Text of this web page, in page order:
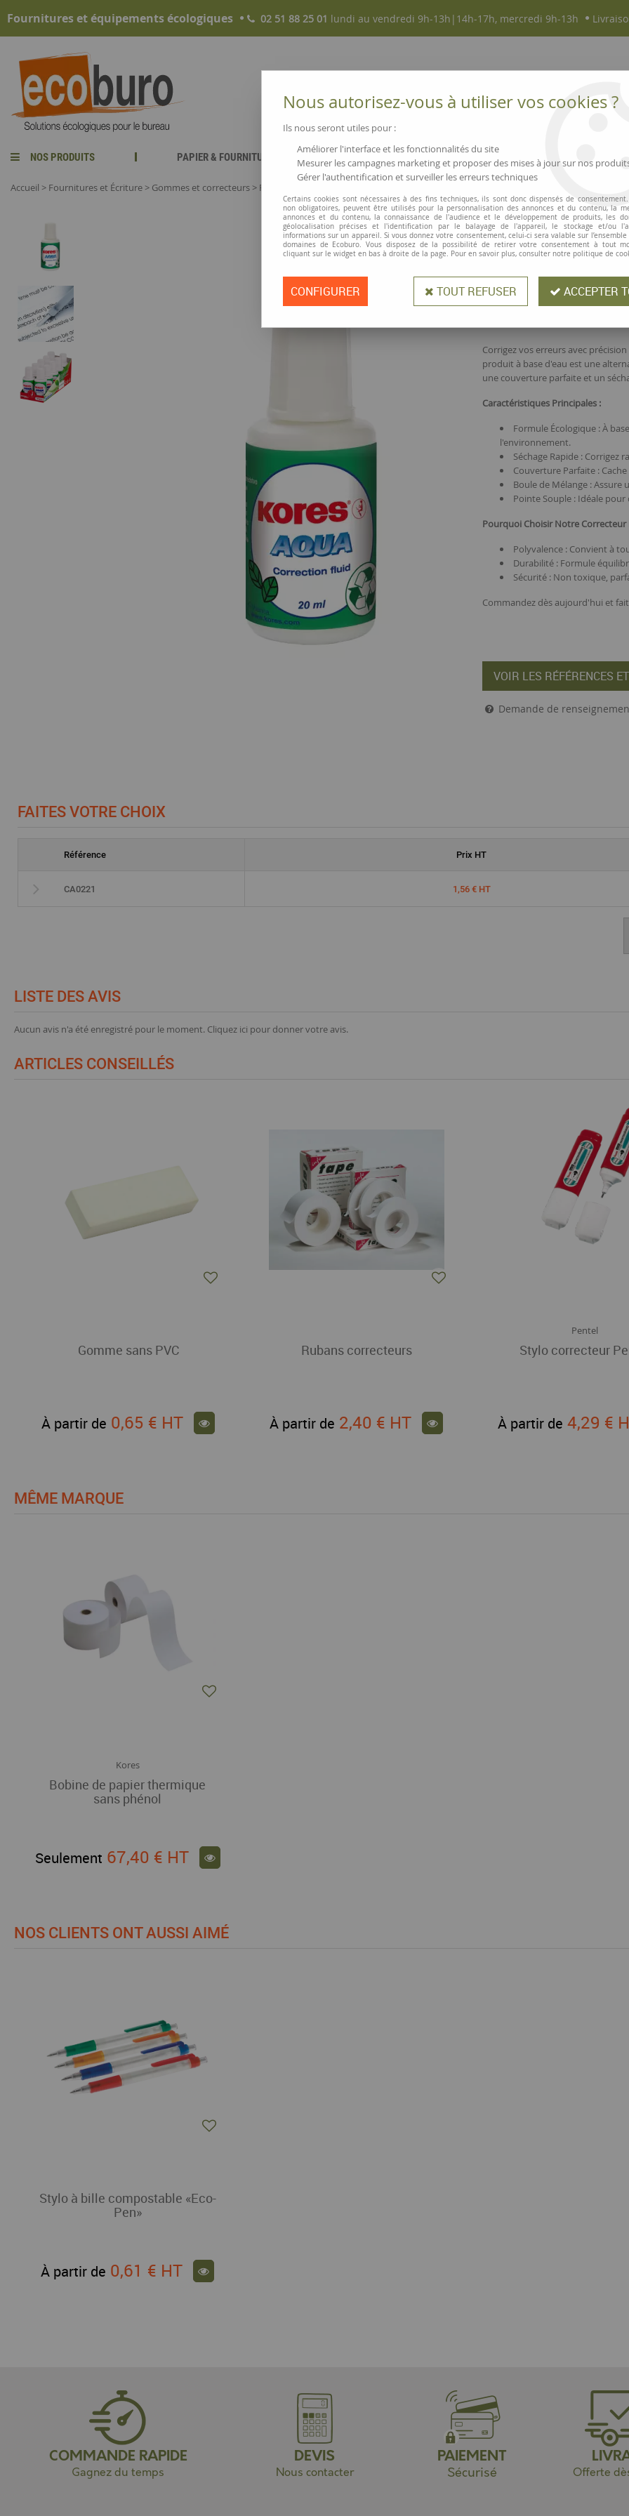
Fournitures et équipements écologiques 02 51 88 25 01 lundi au vendredi 9h-13h|14h-17h, mercredi 9h-13h
NOS PRODUITS PAPIER & FOURNITURES NOUVEAUTÉS MAGASINS ▫ COMMERCES
Accueil > Fournitures et Écriture > Gommes et correcteurs > Pinceau correcteur liquide à base d'eau, sans solvant, 20 ml
Kores
Pinceau
solvant, 20 ml
Découvrez le Correcteur Liquide
Parfaites !
Corrigez vos erreurs avec
produit à base d'eau est une
une couverture parfaite et un
Caractéristiques Principales :
Formule Écologique : À
l'environnement.
Séchage Rapide :
Couverture Parfaite :
Boule de Mélange :
Pointe Souple : Idéale pour
Pourquoi Choisir Notre Correcteur
Polyvalence : Convient à
Durabilité : Formule
Sécurité : Non toxique,
Commandez dès aujourd'hui et
VOIR LES RÉFÉRENCES
Demande de
FAITES VOTRE CHOIX
Référence Prix HT
CA0221 1,56 € HT
LISTE DES AVIS
Aucun avis n'a été enregistré pour le moment. Cliquez ici pour donner votre avis.
ARTICLES CONSEILLÉS
Gomme sans PVC
À partir de 0,65 € HT
Rubans correcteurs
À partir de 2,40 € HT
Pentel
Stylo correcteur
À partir de 4,29 €
MÊME MARQUE
Kores
Bobine de papier thermique
sans phénol
Seulement 67,40 € HT
NOS CLIENTS ONT AUSSI AIMÉ
Stylo à bille compostable «Eco-
Pen»
À partir de 0,61 € HT
COMMANDE RAPIDE
Gagnez du temps
DEVIS
Nous contacter
PAIEMENT
Sécurisé Offerte
Nous autorisez-vous à utiliser vos cookies ?
Ils nous seront utiles pour :
Améliorer l'interface et les fonctionnalités du site
Mesurer les campagnes marketing et proposer des mises à jour sur nos
Gérer l'authentification et surveiller les erreurs techniques
Certains cookies sont nécessaires à des fins techniques, ils sont donc dispensés de
non obligatoires, peuvent être utilisés pour la personnalisation des annonces et du contenu, la
annonces et du contenu, la connaissance de l'audience et le développement de produits, les
géolocalisation précises et l'identification par le balayage de l'appareil, le stockage et/ou
informations sur un appareil. Si vous donnez votre consentement, celui-ci sera valable sur l’ensemble
domaines de Ecoburo. Vous disposez de la possibilité de retirer votre consentement à tout
cliquant sur le widget en bas à droite de la page. Pour en savoir plus, consulter notre politique de
CONFIGURER TOUT REFUSER ACCEPTER